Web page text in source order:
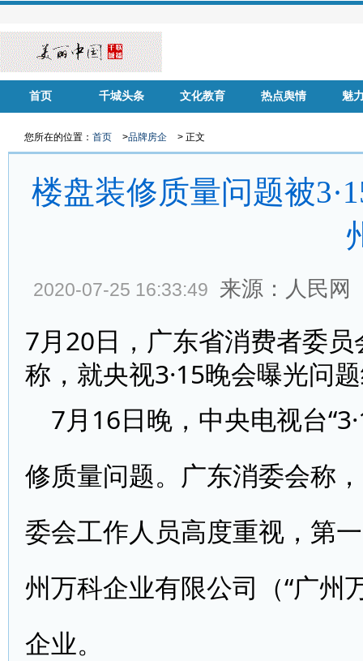
首页 千城头条 文化教育 热点舆情
魅
您所在的位置： 首页 >品牌房企 > 正文
楼盘装修质量问题被
2020-07-25 16:33:49 来源：人民网
7月20日，广东省消费者委
称，就央视3·15晚会曝光问
7月16日晚，中央电视台
修质量问题。广东消委会称
委会工作人员高度重视，第
州万科企业有限公司（“广州
企业。